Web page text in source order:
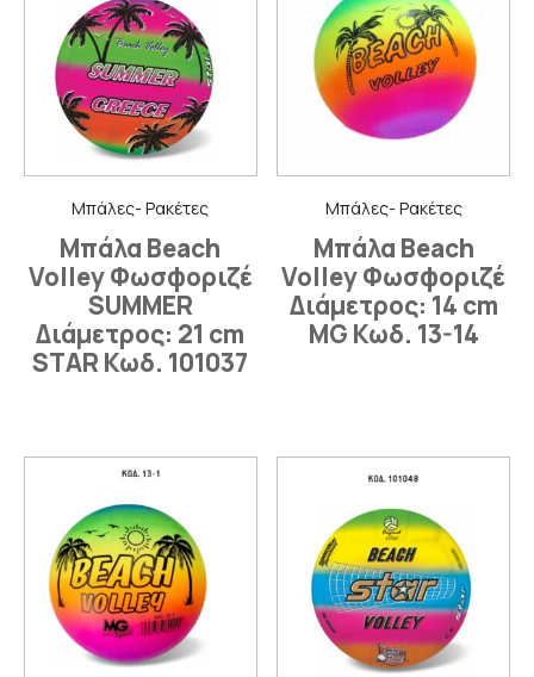
Μπάλες- Ρακέτες
Μπάλα Beach
Volley Φωσφοριζέ
SUMMER
Διάμετρος: 21 cm
STAR Κωδ. 101037
Μπάλες- Ρακέτες
Μπάλα Beach
Volley Φωσφοριζέ
Διάμετρος: 14 cm
MG Κωδ. 13-14